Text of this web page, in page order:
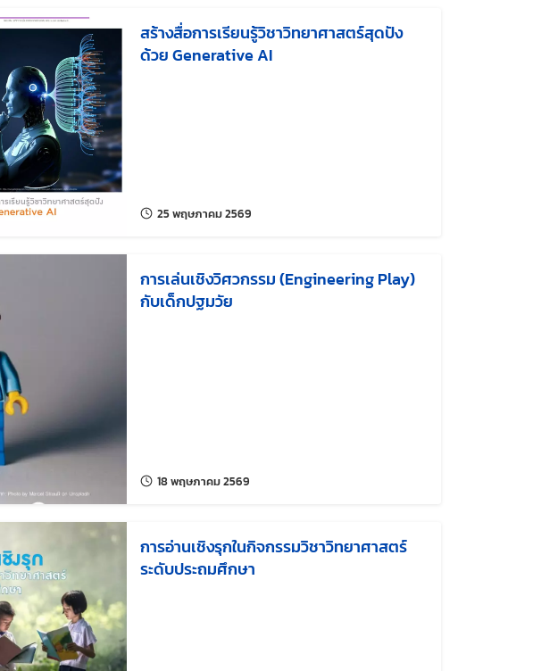
สร้างสื่อการเรียนรู้วิชาวิทยาศาสตร์สุดปัง
ด้วย Generative AI
25 พฤษภาคม 2569
การเล่นเชิงวิศวกรรม (Engineering Play)
กับเด็กปฐมวัย
18 พฤษภาคม 2569
การอ่านเชิงรุกในกิจกรรมวิชาวิทยาศาสตร์
ระดับประถมศึกษา